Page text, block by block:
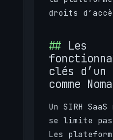
droits
Les
clés d’un
comme
Un SIRH SaaS
se limite
Les